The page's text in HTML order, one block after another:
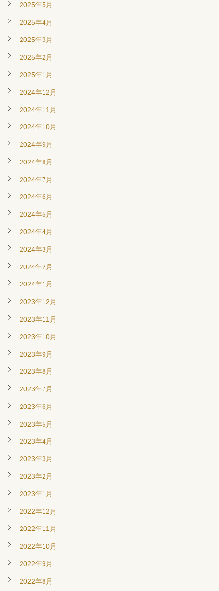
2025年5月
2025年4月
2025年3月
2025年2月
2025年1月
2024年12月
2024年11月
2024年10月
2024年9月
2024年8月
2024年7月
2024年6月
2024年5月
2024年4月
2024年3月
2024年2月
2024年1月
2023年12月
2023年11月
2023年10月
2023年9月
2023年8月
2023年7月
2023年6月
2023年5月
2023年4月
2023年3月
2023年2月
2023年1月
2022年12月
2022年11月
2022年10月
2022年9月
2022年8月